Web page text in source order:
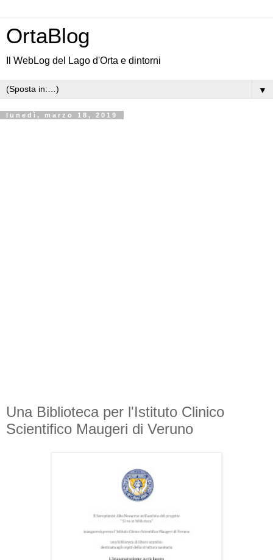
OrtaBlog
Il WebLog del Lago d'Orta e dintorni
▼
lunedì, marzo 18, 2019
Una Biblioteca per l'Istituto Clinico
Scientifico Maugeri di Veruno